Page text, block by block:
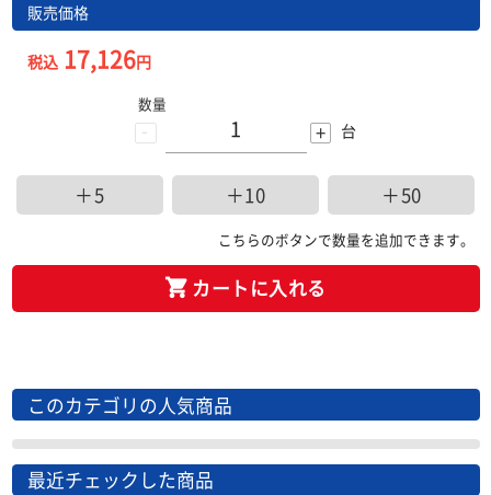
販売価格
税込17,126円
-
数量
+ 台
＋5 ＋10 ＋50
こちらのボタンで数量を追加できます。
カートに入れる
このカテゴリの人気商品
最近チェックした商品